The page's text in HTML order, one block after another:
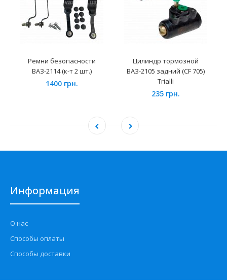
Ремни безопасности
ВАЗ-2114 (к-т 2 шт.)
1400 грн.
Цилиндр тормозной
ВАЗ-2105 задний (CF 705)
Trialli
235 грн.
Информация
О нас
Способы оплаты
Способы доставки